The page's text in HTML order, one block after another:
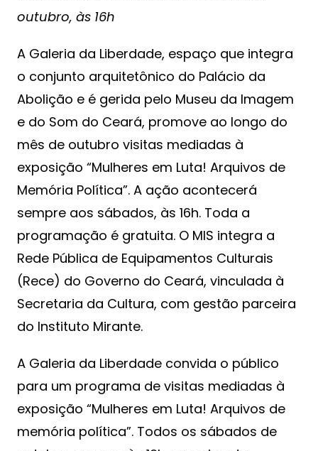
outubro, às 16h
A Galeria da Liberdade, espaço que integra
o conjunto arquitetônico do Palácio da
Abolição e é gerida pelo Museu da Imagem
e do Som do Ceará, promove ao longo do
mês de outubro visitas mediadas à
exposição “Mulheres em Luta! Arquivos de
Memória Política”. A ação acontecerá
sempre aos sábados, às 16h. Toda a
programação é gratuita. O MIS integra a
Rede Pública de Equipamentos Culturais
(Rece) do Governo do Ceará, vinculada à
Secretaria da Cultura, com gestão parceira
do Instituto Mirante.
A Galeria da Liberdade convida o público
para um programa de visitas mediadas à
exposição “Mulheres em Luta! Arquivos de
memória política”. Todos os sábados de